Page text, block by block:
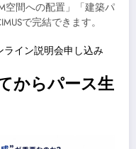
空間への配置」「建築パ
で完結できます。
ライン説明会申し込み
からパース生